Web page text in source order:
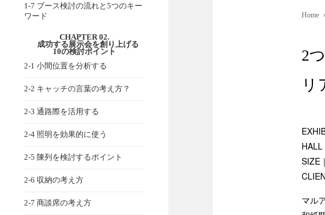
1-7 ブース検討の流れと5つのキー
ワード
CHAPTER 02.
成功する展示会を創り上げる
10の検討ポイント
2-1 小間位置を分析する
2-2 キャッチの言葉の考え方？
2-3 通路際を活用する
2-4 照明を効果的に使う
2-5 陳列を検討するポイント
2-6 収納の考え方
2-7 商談席の考え方
Home ›
2
リ
HALL
SIZE
マル